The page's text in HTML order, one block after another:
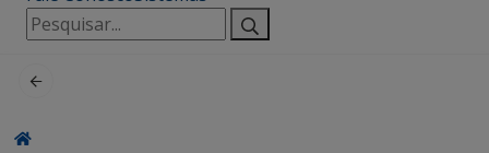
Pesquisar
por: